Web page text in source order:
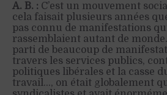
A. B. : C’est un mouvement
cela faisait plusieurs années
pas connu de manifestations
rassemblaient autant de
parti de beaucoup de
travers les services publics,
politiques libérales et la casse
travail…, on était globalement